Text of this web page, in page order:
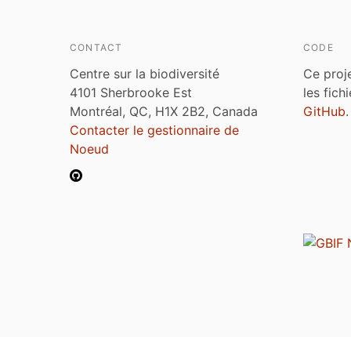
CONTACT
Centre sur la biodiversité
4101 Sherbrooke Est
Montréal, QC, H1X 2B2, Canada
Contacter le gestionnaire de
Noeud
CODE
Ce
les
GitHub.